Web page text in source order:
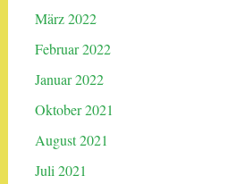
März 2022
Februar 2022
Januar 2022
Oktober 2021
August 2021
Juli 2021